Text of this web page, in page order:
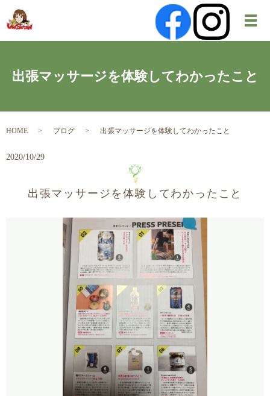
メ
出張マッサージを体験してわかったこと
HOME ブログ 出張マッサージを体験してわかったこと
2020/10/29
出張マッサージを体験してわかったこと